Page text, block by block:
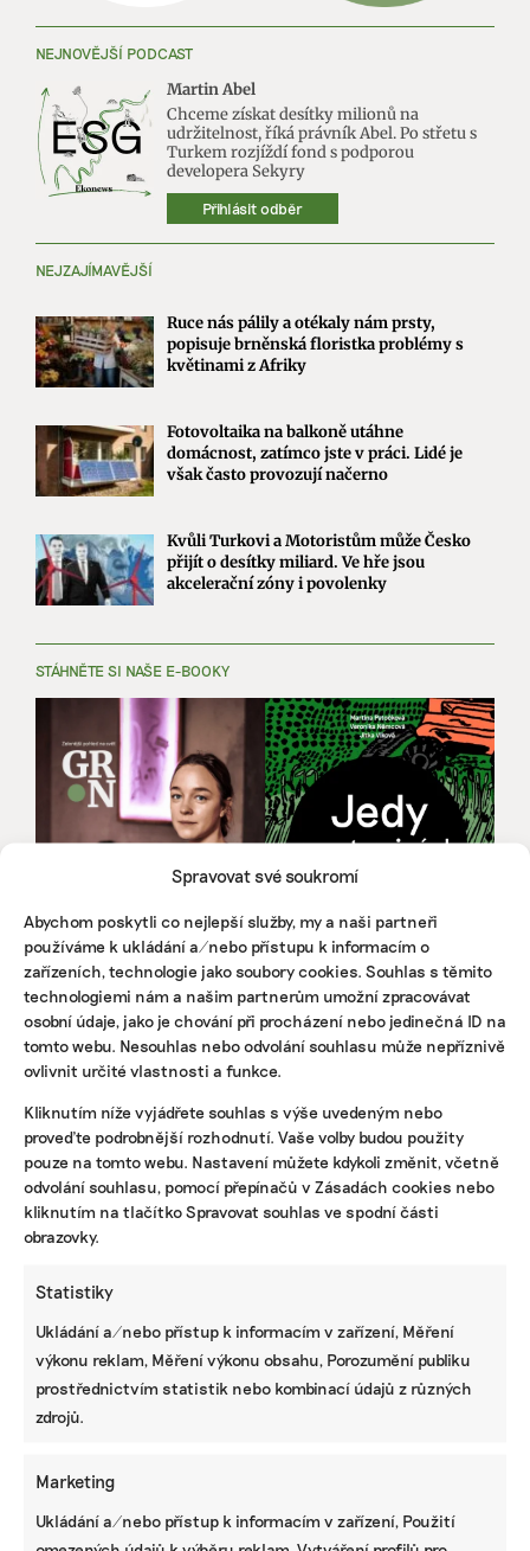
Spravovat své soukromí
Abychom poskytli co nejlepší služby, my a naši partneři
používáme k ukládání a/nebo přístupu k informacím o
zařízeních, technologie jako soubory cookies. Souhlas s těmito
technologiemi nám a našim partnerům umožní zpracovávat
osobní údaje, jako je chování při procházení nebo jedinečná ID na
tomto webu. Nesouhlas nebo odvolání souhlasu může nepříznivě
ovlivnit určité vlastnosti a funkce.
Kliknutím níže vyjádřete souhlas s výše uvedeným nebo
proveďte podrobnější rozhodnutí. Vaše volby budou použity
pouze na tomto webu. Nastavení můžete kdykoli změnit, včetně
odvolání souhlasu, pomocí přepínačů v Zásadách cookies nebo
kliknutím na tlačítko Spravovat souhlas ve spodní části
obrazovky.
Statistiky
Ukládání a/nebo přístup k informacím v zařízení, Měření
výkonu reklam, Měření výkonu obsahu, Porozumění publiku
prostřednictvím statistik nebo kombinací údajů z různých
zdrojů.
Marketing
Ukládání a/nebo přístup k informacím v zařízení, Použití
NEJNOVĚJŠÍ PODCAST
Martin Abel
Chceme získat desítky milionů na
udržitelnost, říká právník Abel. Po střetu s
Turkem rozjíždí fond s podporou
developera Sekyry
Přihlásit odběr
NEJZAJÍMAVĚJŠÍ
Ruce nás pálily a otékaly nám prsty,
popisuje brněnská floristka problémy s
květinami z Afriky
Fotovoltaika na balkoně utáhne
domácnost, zatímco jste v práci. Lidé je
však často provozují načerno
Kvůli Turkovi a Motoristům může Česko
přijít o desítky miliard. Ve hře jsou
akcelerační zóny i povolenky
STÁHNĚTE SI NAŠE E-BOOKY
KOMERČNÍ SDĚLENÍ
Udržitelnost, umění i komunitní sdílení.
Festival Týká se to také tebe v Uherském
Hradišti startuje tento týden
její hodnotu, říká expertka